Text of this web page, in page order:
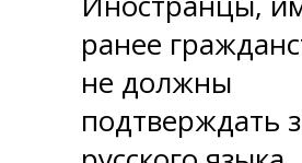
ранее
не должны
подтверждать